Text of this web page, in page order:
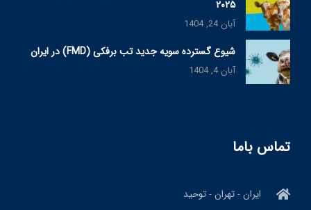
۲۰۲۵
آبان 24, 1404
شیوع گسترده سویه جدید تب برفکی (FMD) در ایران
آبان 4, 1404
تماس باما
ایران - تهران - توحید